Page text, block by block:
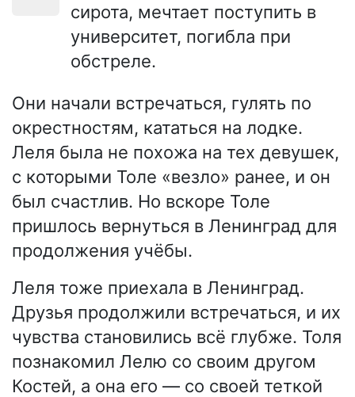
сирота, мечтает поступить в
университет, погибла при
обстреле.
Они начали встречаться, гулять по
окрестностям, кататься на лодке.
Леля была не похожа на тех девушек,
с которыми Толе «везло» ранее, и он
был счастлив. Но вскоре Толе
пришлось вернуться в Ленинград для
продолжения учёбы.
Леля тоже приехала в Ленинград.
Друзья продолжили встречаться, и их
чувства становились всё глубже. Толя
познакомил Лелю со своим другом
Костей, а она его — со своей теткой